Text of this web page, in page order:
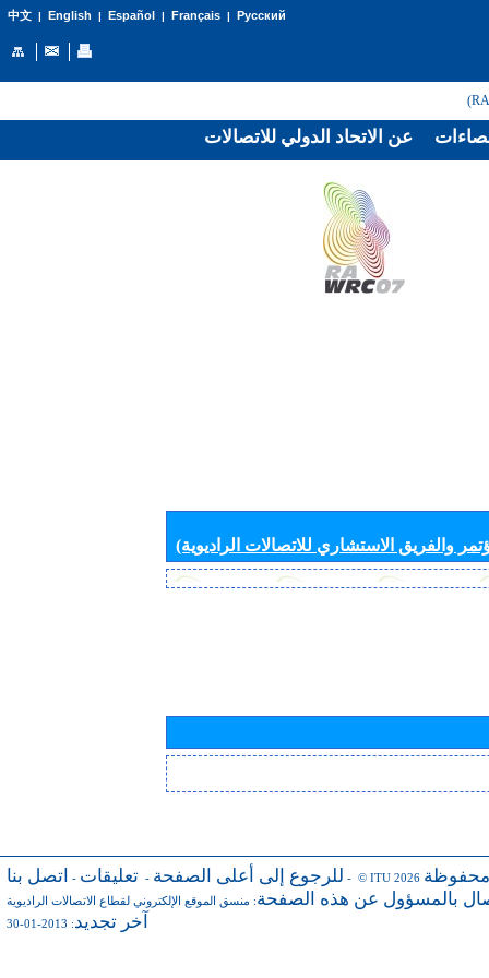
中文| English | Español | Français| Русский
والفريق الاستشاري للاتصالات الراديوية)
للرجوع إلى أعلى الصفحة - تعليقات - اتصل بنا - © ITU 2026 محفوظة
بالمسؤول عن هذه الصفحة: منسق الموقع الإلكتروني لقطاع الاتصالات الراديوية
آخر تجديد: 2013-01-30
عن الاتحاد الدولي للاتصالات